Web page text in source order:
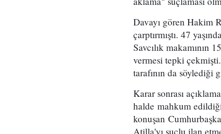
Davayı gören Hakim
çarptırmıştı. 47
Savcılık makamının
vermesi tepki
tarafının da
Karar sonrası
halde mahkum
konuşan
Atilla'yı suçlu ilan